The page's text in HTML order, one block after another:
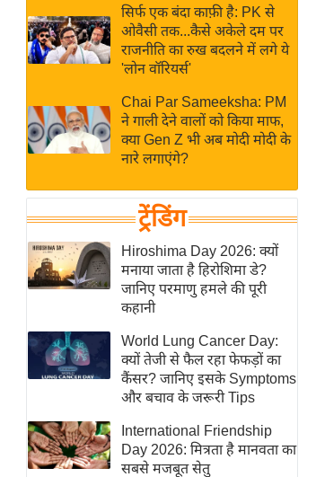
Hindi
क्रिकेट
IPL
ई-पेपर
मिसाल बेमिसाल
यंग इंडिया
साहित्य जगत
ऑटो वर्ल्ड
न्यूज ब्रीफ
बॉलीवुड
हॉलीवुड
फिल्म समीक्षा
Breaking
News
सिर्फ एक बंदा काफ़ी है: PK से
ओवैसी तक...कैसे अकेले दम पर
राजनीति का रुख बदलने में लगे ये
'लोन वॉरियर्स'
Chai Par Sameeksha: PM
ने गाली देने वालों को किया माफ,
क्या Gen Z भी अब मोदी मोदी के
नारे लगाएंगे?
ट्रेंडिंग
Hiroshima Day 2026: क्यों
मनाया जाता है हिरोशिमा डे?
जानिए परमाणु हमले की पूरी
कहानी
World Lung Cancer Day:
क्यों तेजी से फैल रहा फेफड़ों का
कैंसर? जानिए इसके Symptoms
और बचाव के जरूरी Tips
International Friendship
Day 2026: मित्रता है मानवता का
सबसे मजबूत सेतु